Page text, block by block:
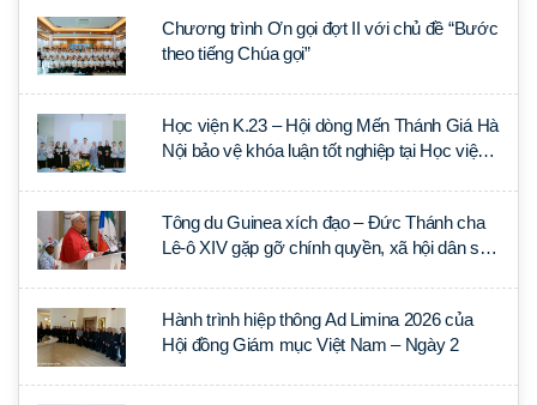
Chương trình Ơn gọi đợt II với chủ đề “Bước
theo tiếng Chúa gọi”
Học viện K.23 – Hội dòng Mến Thánh Giá Hà
Nội bảo vệ khóa luận tốt nghiệp tại Học viện
Tông du Guinea xích đạo – Đức Thánh cha
Lê-ô XIV gặp gỡ chính quyền, xã hội dân sự
Hành trình hiệp thông Ad Limina 2026 của
Hội đồng Giám mục Việt Nam – Ngày 2